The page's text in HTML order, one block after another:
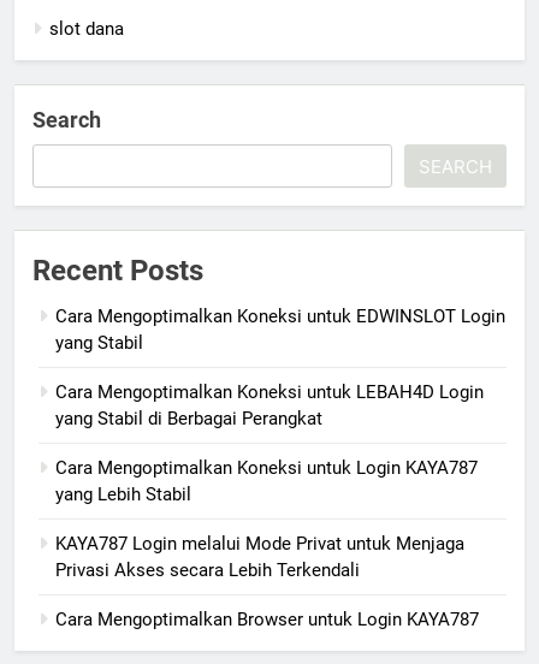
slot dana
Search
SEARCH
Recent Posts
Cara Mengoptimalkan Koneksi untuk EDWINSLOT Login
yang Stabil
Cara Mengoptimalkan Koneksi untuk LEBAH4D Login
yang Stabil di Berbagai Perangkat
Cara Mengoptimalkan Koneksi untuk Login KAYA787
yang Lebih Stabil
KAYA787 Login melalui Mode Privat untuk Menjaga
Privasi Akses secara Lebih Terkendali
Cara Mengoptimalkan Browser untuk Login KAYA787